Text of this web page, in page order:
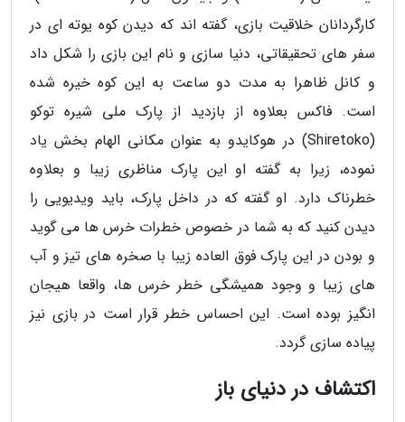
کارگردانان خلاقیت بازی، گفته اند که دیدن کوه یوته ای در
سفر های تحقیقاتی، دنیا سازی و نام این بازی را شکل داد
و کانل ظاهرا به مدت دو ساعت به این کوه خیره شده
است. فاکس بعلاوه از بازدید از پارک ملی شیره توکو
(Shiretoko) در هوکایدو به عنوان مکانی الهام بخش یاد
نموده، زیرا به گفته او این پارک مناظری زیبا و بعلاوه
خطرناک دارد. او گفته که در داخل پارک، باید ویدیویی را
دیدن کنید که به شما در خصوص خطرات خرس ها می گوید
و بودن در این پارک فوق العاده زیبا با صخره های تیز و آب
های زیبا و وجود همیشگی خطر خرس ها، واقعا هیجان
انگیز بوده است. این احساس خطر قرار است در بازی نیز
پیاده سازی گردد.
اکتشاف در دنیای باز